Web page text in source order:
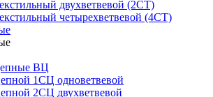
двухветвевой (2СТ)
четырехветвевой (4СТ)
ВЦ
1СЦ одноветвевой
2СЦ двухветвевой